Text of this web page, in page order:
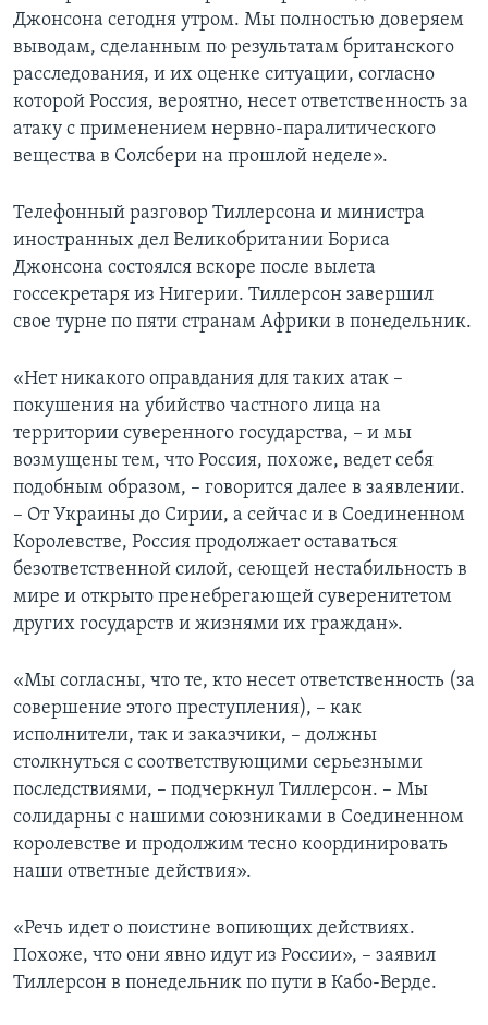
Джонсона сегодня утром. Мы полностью доверяем
выводам, сделанным по результатам британского
расследования, и их оценке ситуации, согласно
которой Россия, вероятно, несет ответственность за
атаку с применением нервно-паралитического
вещества в Солсбери на прошлой неделе».
Телефонный разговор Тиллерсона и министра
иностранных дел Великобритании Бориса
Джонсона состоялся вскоре после вылета
госсекретаря из Нигерии. Тиллерсон завершил
свое турне по пяти странам Африки в понедельник.
«Нет никакого оправдания для таких атак –
покушения на убийство частного лица на
территории суверенного государства, – и мы
возмущены тем, что Россия, похоже, ведет себя
подобным образом, – говорится далее в заявлении.
– От Украины до Сирии, а сейчас и в Соединенном
Королевстве, Россия продолжает оставаться
безответственной силой, сеющей нестабильность в
мире и открыто пренебрегающей суверенитетом
других государств и жизнями их граждан».
«Мы согласны, что те, кто несет ответственность (за
совершение этого преступления), – как
исполнители, так и заказчики, – должны
столкнуться с соответствующими серьезными
последствиями, – подчеркнул Тиллерсон. – Мы
солидарны с нашими союзниками в Соединенном
королевстве и продолжим тесно координировать
наши ответные действия».
«Речь идет о поистине вопиющих действиях.
Похоже, что они явно идут из России», – заявил
Тиллерсон в понедельник по пути в Кабо-Верде.